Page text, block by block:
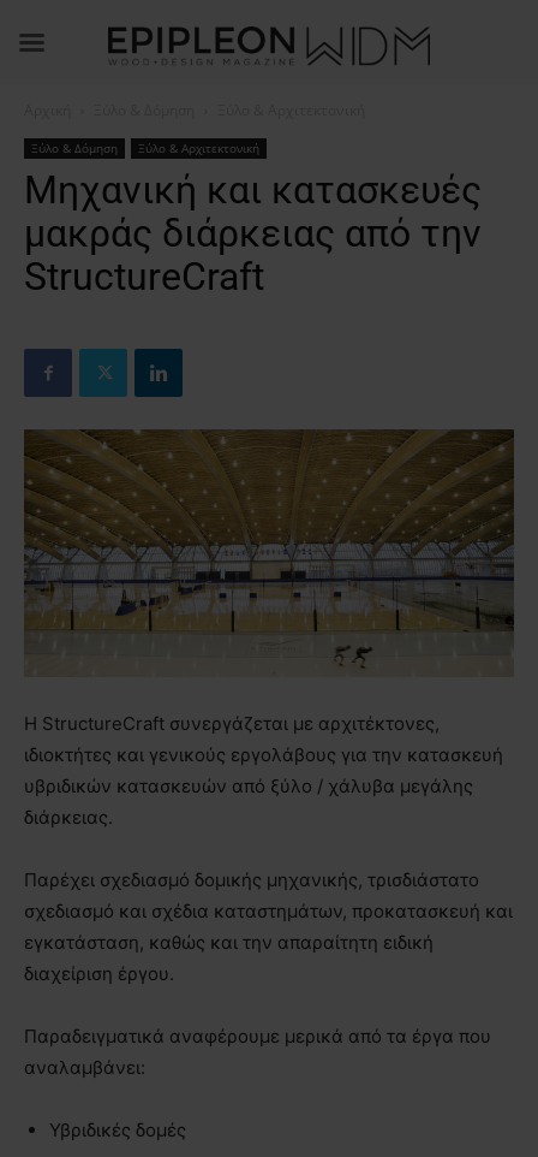
Ξύλο & Δόμηση Ξύλο & Αρχιτεκτονική
Μηχανική και κατασκευές
μακράς διάρκειας από την
StructureCraft
Η StructureCraft συνεργάζεται με αρχιτέκτονες,
ιδιοκτήτες και γενικούς εργολάβους για την κατασκευή
υβριδικών κατασκευών από ξύλο / χάλυβα μεγάλης
διάρκειας.
Παρέχει σχεδιασμό δομικής μηχανικής, τρισδιάστατο
σχεδιασμό και σχέδια καταστημάτων, προκατασκευή και
εγκατάσταση, καθώς και την απαραίτητη ειδική
διαχείριση έργου.
Παραδειγματικά αναφέρουμε μερικά από τα έργα που
αναλαμβάνει:
Υβριδικές δομές